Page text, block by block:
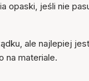
opaski, jeśli nie
ale najlepiej
na materiale.